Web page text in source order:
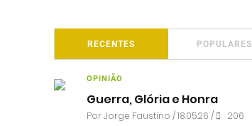
RECENTES POPULARES
OPINIÃO
Guerra, Glória e Honra
PorJorge Faustino / 18.05.26 / 206